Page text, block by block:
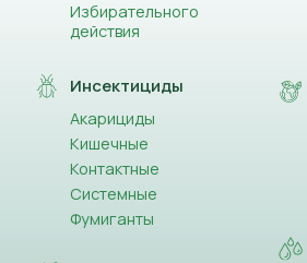
Избирательного
действия
Инсектициды
Акарициды
Кишечные
Контактные
Системные
Фумиганты